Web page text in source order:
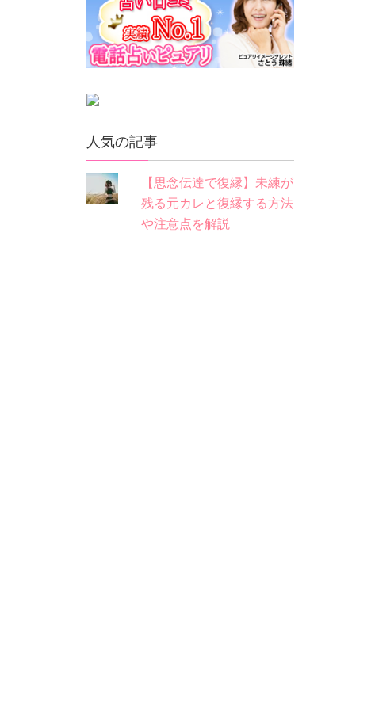
人気の記事
【思念伝達で復縁】未練が
残る元カレと復縁する方法
や注意点を解説